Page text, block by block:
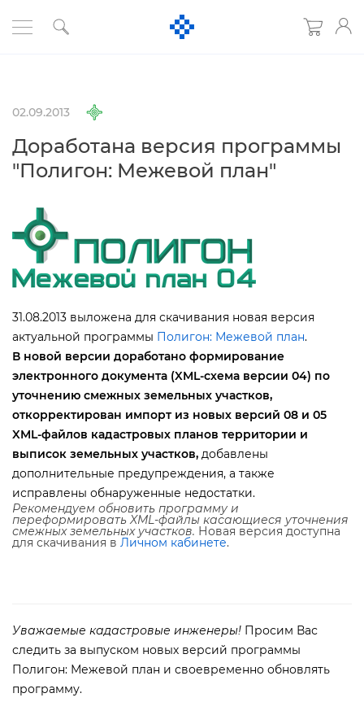
02.09.2013
Доработана версия программы
"Полигон: Межевой план"
31.08.2013 выложена для скачивания новая версия
актуальной программы Полигон: Межевой план.
новой версии доработано формирование
электронного документа (XML-схема версии 04) по
уточнению смежных земельных участков,
откорректирован импорт из новых версий 08 и 05
XML-файлов кадастровых планов территории и
ыписок земельных участков, добавлены
дополнительные предупреждения, а также
исправлены обнаруженные недостатки.
Рекомендуем обновить программу и
переформировать XML-файлы касающиеся уточнения
смежных земельных участков. Новая версия доступна
для скачивания Личном кабинете.
Уважаемые кадастровые инженеры! Просим Вас
следить за выпуском новых версий программы
Полигон: Межевой план и своевременно обновлять
программу.